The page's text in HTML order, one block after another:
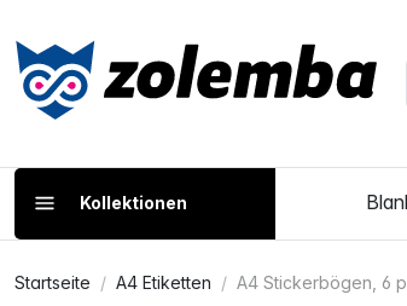
Kollektionen
Startseite A4 Etiketten A4 Stickerbögen, 6